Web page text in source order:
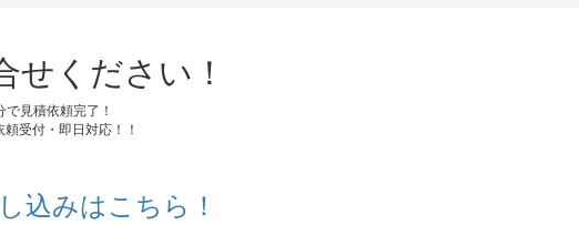
せください！
見積依頼完了！
受付・即日対応！！
込みはこちら！